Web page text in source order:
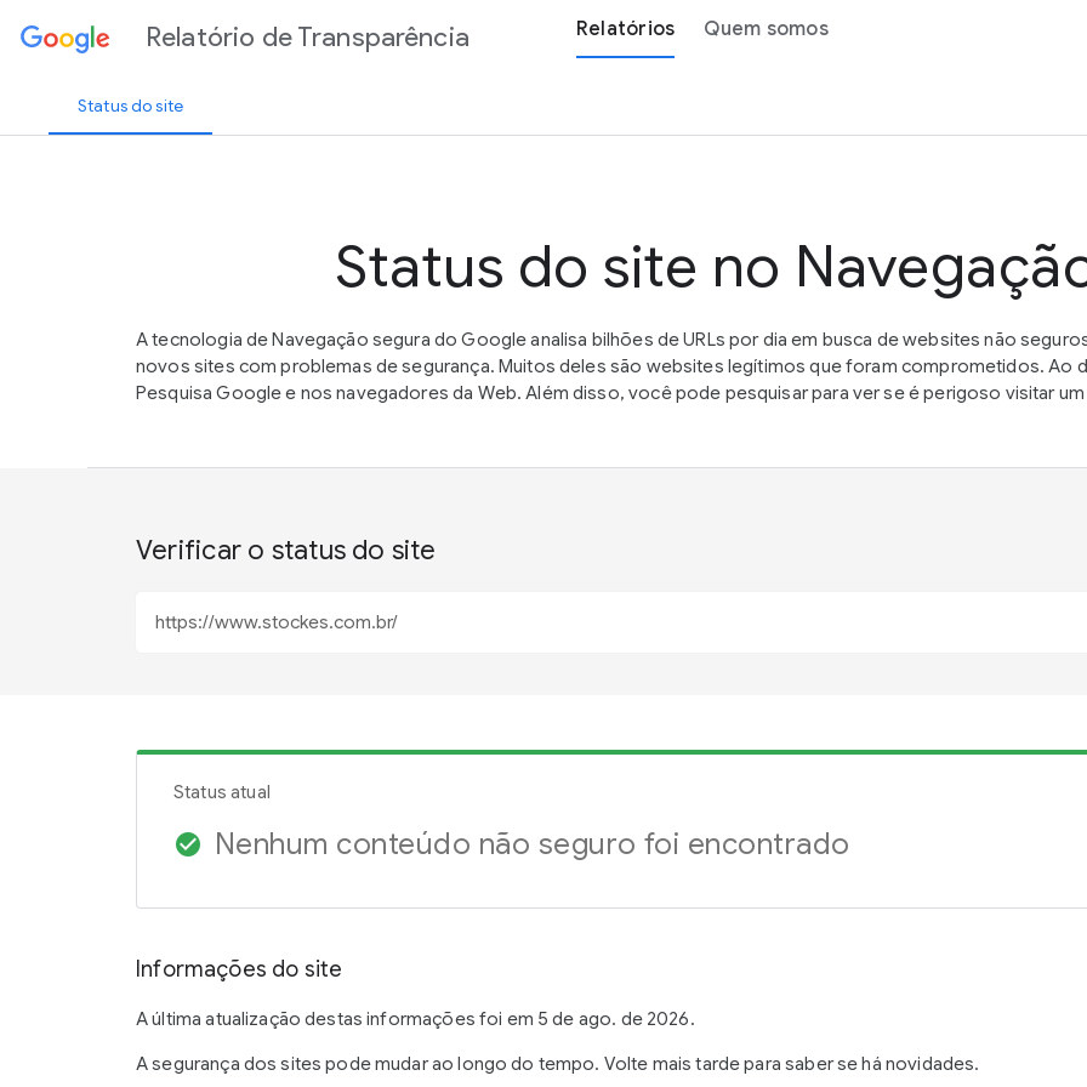
Relatório de Transparência Relatórios Quem somos
Status do site
Status do site no
A tecnologia de Navegação segura do Google analisa bilhões de URLs por dia em busca de websites não
novos sites com problemas de segurança. Muitos deles são websites legítimos que foram comprometidos. Ao
Pesquisa Google e nos navegadores da Web. Além disso, você pode pesquisar para ver se é perigoso visitar
Verificar o status do site
Status atual
check_circle Nenhum conteúdo não seguro foi encontrado
Informações do site
A última atualização destas informações foi em 5 de ago. de 2026.
A segurança dos sites pode mudar ao longo do tempo. Volte mais tarde para saber se há novidades.